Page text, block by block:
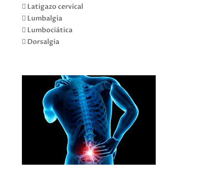
 Latigazo cervical
 Lumbalgia
 Lumbociática
 Dorsalgia